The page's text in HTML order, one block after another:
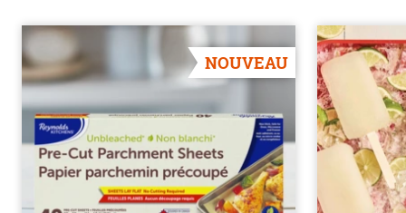
NOUVEAU